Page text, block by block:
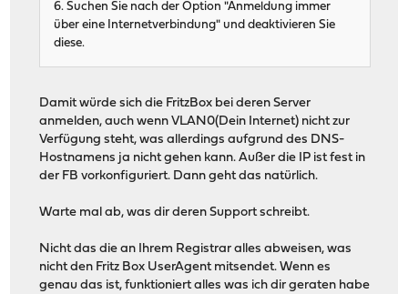
6. Suchen Sie nach der Option "Anmeldung immer
über eine Internetverbindung" und deaktivieren Sie
diese.
Damit würde sich die FritzBox bei deren Server
anmelden, auch wenn VLAN0(Dein Internet) nicht zur
Verfügung steht, was allerdings aufgrund des DNS-
Hostnamens ja nicht gehen kann. Außer die IP ist fest in
der FB vorkonfiguriert. Dann geht das natürlich.
Warte mal ab, was dir deren Support schreibt.
Nicht das die an Ihrem Registrar alles abweisen, was
nicht den Fritz Box UserAgent mitsendet. Wenn es
genau das ist, funktioniert alles was ich dir geraten habe